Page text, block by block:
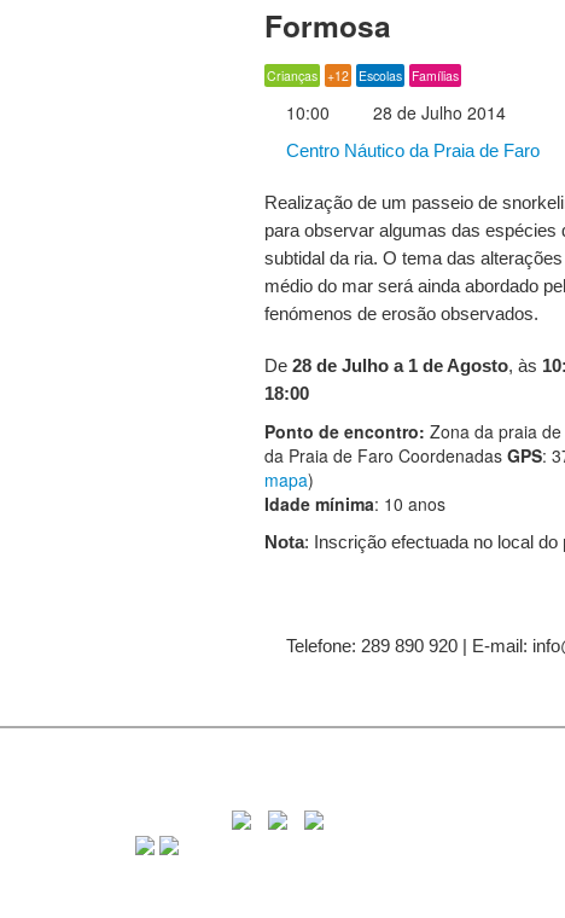
Formosa
Crianças +12 Escolas Famílias
10:00 28 de Julho 2014
Centro Náutico da Praia de Faro
Realização de um passeio de
para observar algumas das
subtidal da ria. O tema das
médio do mar será ainda abordado
fenómenos de erosão observados.
De 28 de Julho a 1 de Agosto, às
18:00
Ponto de encontro: Zona da praia
da Praia de Faro Coordenadas GPS:
mapa)
Idade mínima: 10 anos
Nota: Inscrição efectuada no local do
Telefone: 289 890 920 | E-mail: